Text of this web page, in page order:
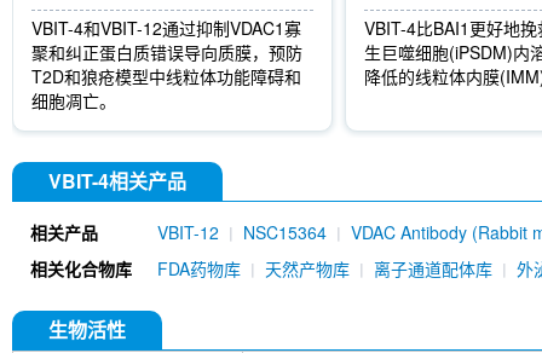
VBIT-4和VBIT-12通过抑制VDAC1寡
聚和纠正蛋白质错误导向质膜，预防
T2D和狼疮模型中线粒体功能障碍和
细胞凋亡。
VBIT-4比BAI1更好地
生巨噬细胞(iPSDM)内
降低的线粒体内膜
VBIT-4相关产品
相关产品 VBIT-12 NSC15364
VDAC Antibody (Rabbit
相关化合物库
FDA药物库 天然产物库 离子通道配体库 外
生物活性